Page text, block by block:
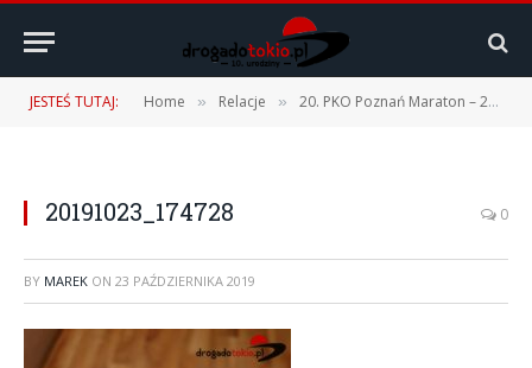
JESTEŚ TUTAJ: Home » Relacje » 20. PKO Poznań Maraton – 20.10.2019 r.
20191023_174728 0
BY MAREK ON 23 PAŹDZIERNIKA 2019